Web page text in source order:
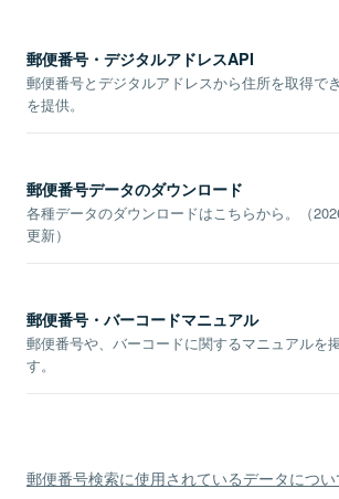
郵便番号・デジタルアドレスAPI
郵便番号とデジタルアドレスから住所を取得で
を提供。
郵便番号データのダウンロード
各種データのダウンロードはこちらから。（
更新）
郵便番号・バーコードマニュアル
郵便番号や、バーコードに関するマニュアルを
す。
郵便番号検索に使用されているデータについ